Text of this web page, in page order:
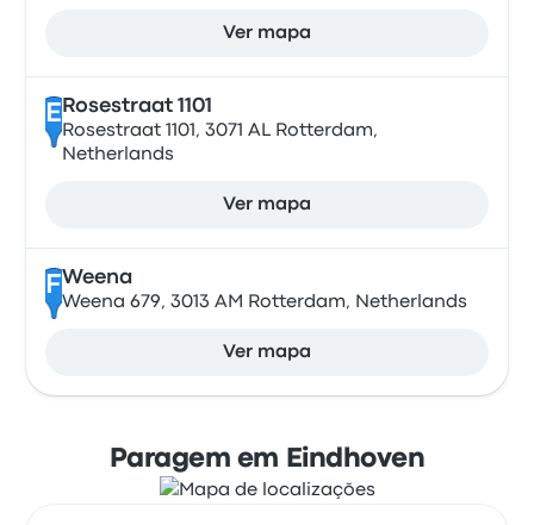
Ver mapa
E Rosestraat 1101
Rosestraat 1101, 3071 AL Rotterdam,
Netherlands
Ver mapa
F Weena
Weena 679, 3013 AM Rotterdam, Netherlands
Ver mapa
Paragem em Eindhoven